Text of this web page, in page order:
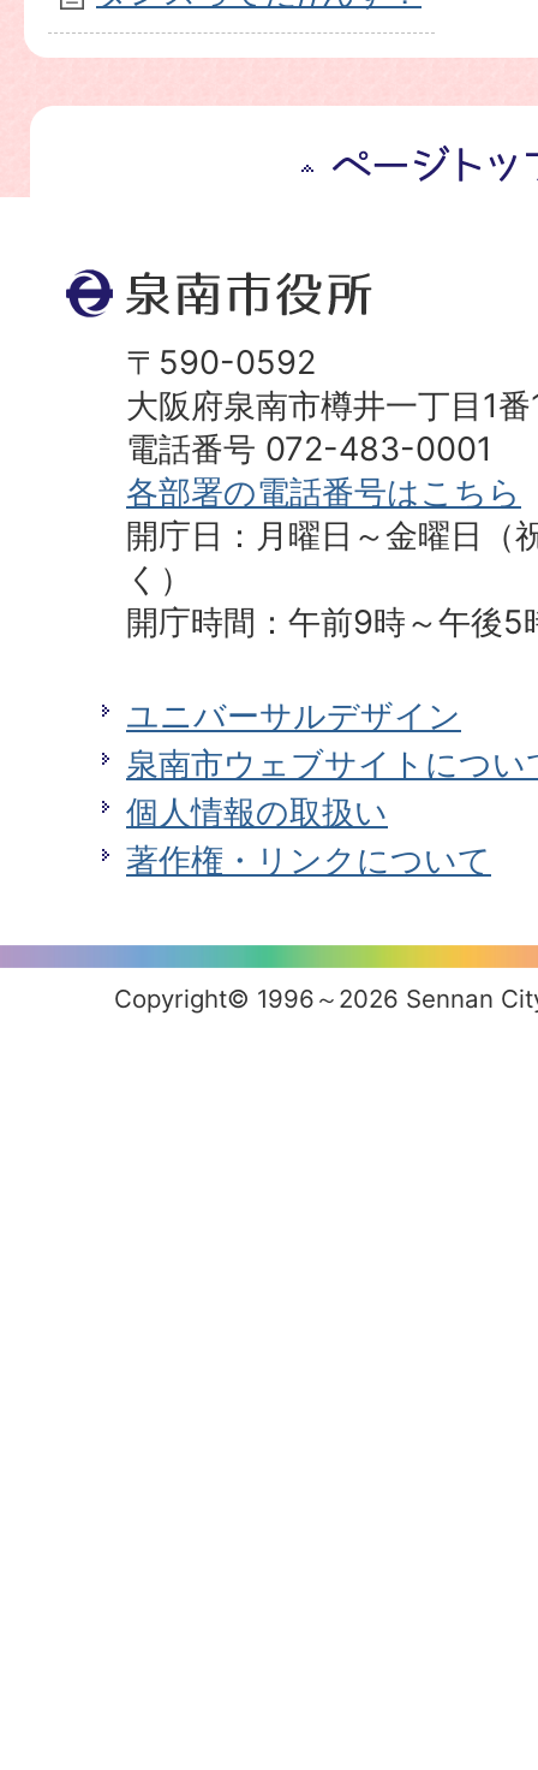
ペ
〒590-0592
大阪府泉南市樽井一丁目1番
電話番号 072-483-0001
各部署の電話番号はこちら
開庁日：月曜日～金曜日（
く）
開庁時間：午前9時～午後5
ユニバーサルデザイン
泉南市ウェブサイトについ
個人情報の取扱い
著作権・リンクについて
Copyright© 1996～2026 Sennan